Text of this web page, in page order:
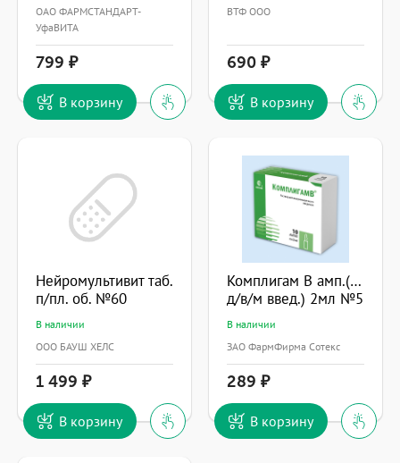
ОАО ФАРМСТАНДАРТ-
УфаВИТА
799
В корзину
ВТФ ООО
690
В корзину
Нейромультивит таб.
п/пл. об. №60
В наличии
ООО БАУШ ХЕЛС
1 499
В корзину
Комплигам B амп.(р-р
д/в/м введ.) 2мл №5
В наличии
ЗАО ФармФирма Сотекс
289
В корзину